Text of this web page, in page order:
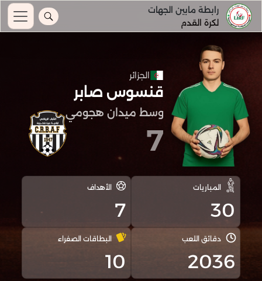
رابطة مابين الجهات
لكرة القدم
الجزائر
قنسوس صابر
وسط ميدان هجومي
7
المباريات
30
الأهداف
7
دقائق اللعب
2036
البطاقات الصفراء
10